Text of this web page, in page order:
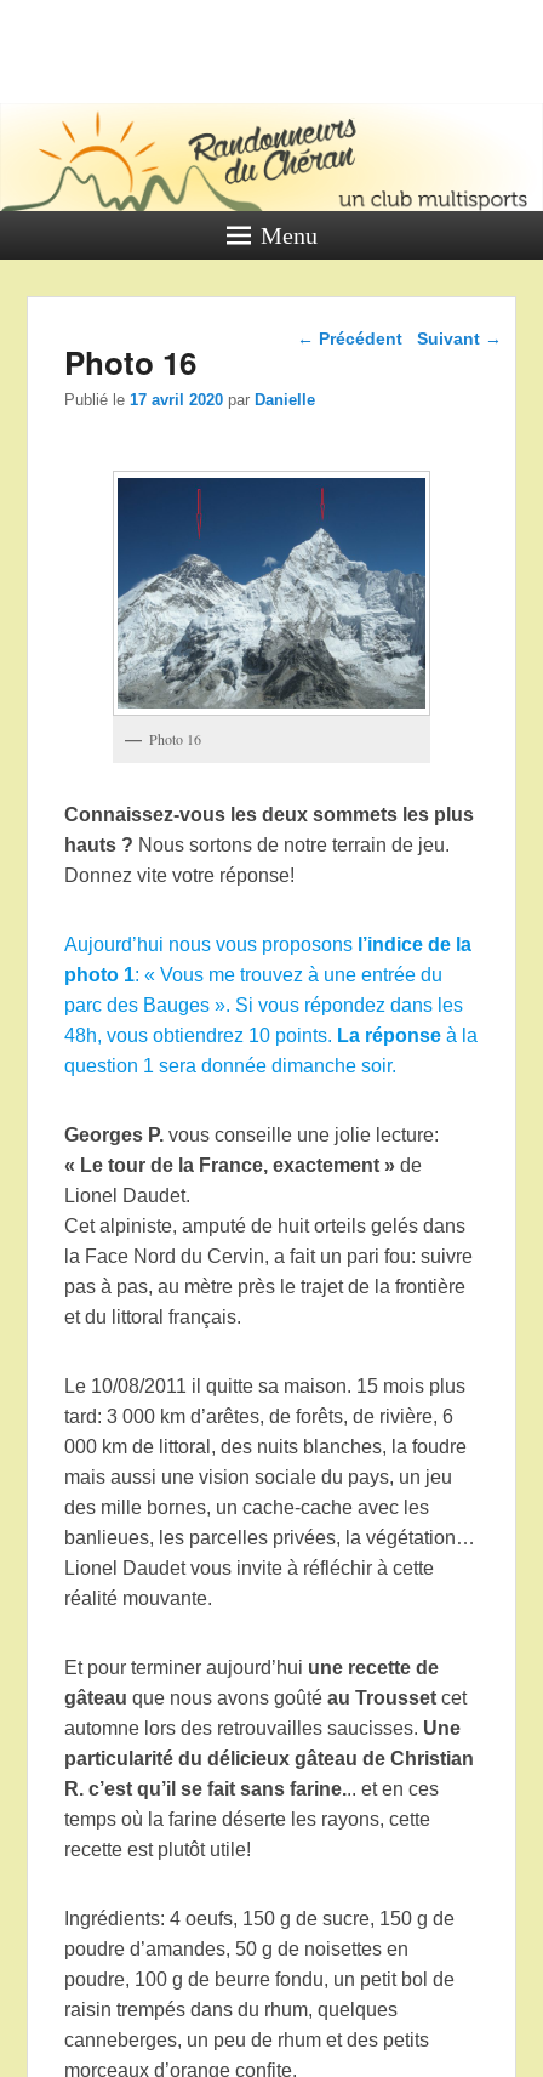
DU
Un club multi sports
Menu
Navigation dans les
← Précédent Suivant →
Photo 16
Publié le17 avril 2020 parDanielle
Photo 16
Connaissez-vous les deux sommets les plus
hauts ? Nous sortons de notre terrain de jeu.
Donnez vite votre réponse!
Aujourd’hui nous vous proposons l’indice de la
photo 1: « Vous me trouvez à une entrée du
parc des Bauges ». Si vous répondez dans les
48h, vous obtiendrez 10 points. La réponseà la
question 1 sera donnée dimanche soir.
Georges P.vous conseille une jolie lecture:
« Le tour de la France, exactement » de
Lionel Daudet.
Cet alpiniste, amputé de huit orteils gelés dans
la Face Nord du Cervin, a fait un pari fou: suivre
pas à pas, au mètre près le trajet de la frontière
et du littoral français.
Le 10/08/2011 il quitte sa maison. 15 mois plus
tard: 3 000 km d’arêtes, de forêts, de rivière, 6
000 km de littoral, des nuits blanches, la foudre
mais aussi une vision sociale du pays, un jeu
des mille bornes, un cache-cache avec les
banlieues, les parcelles privées, la végétation…
Lionel Daudet vous invite à réfléchir à cette
réalité mouvante.
Et pour terminer aujourd’hui une recette de
gâteau que nous avons goûtéau Troussetcet
automne lors des retrouvailles saucisses. Une
particularité du délicieux gâteau de Christian
R. c’est qu’il se fait sans farine... et en ces
temps où la farine déserte les rayons, cette
recette est plutôt utile!
Ingrédients: 4 oeufs, 150 g de sucre, 150 g de
poudre d’amandes, 50 g de noisettes en
poudre, 100 g de beurre fondu, un petit bol de
raisin trempés dans du rhum, quelques
canneberges, un peu de rhum et des petits
morceaux d’orange confite.